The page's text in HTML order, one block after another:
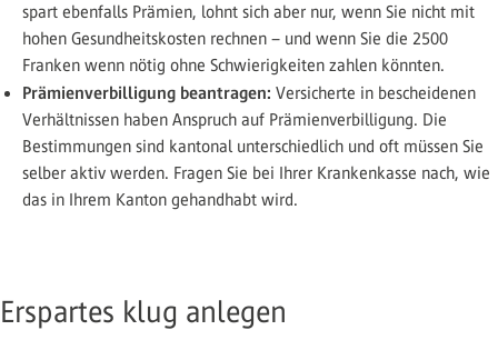
spart ebenfalls Prämien, lohnt sich aber nur, wenn Sie nicht mit
hohen Gesundheitskosten rechnen – und wenn Sie die 2500
Franken wenn nötig ohne Schwierigkeiten zahlen könnten.
Prämienverbilligung beantragen: Versicherte in bescheidenen
Verhältnissen haben Anspruch auf Prämienverbilligung. Die
Bestimmungen sind kantonal unterschiedlich und oft müssen Sie
selber aktiv werden. Fragen Sie bei Ihrer Krankenkasse nach, wie
das in Ihrem Kanton gehandhabt wird.
Erspartes klug anlegen